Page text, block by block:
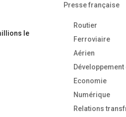
le
Presse française
Routier
Ferroviaire
Aérien
Economie
Numérique
Relations